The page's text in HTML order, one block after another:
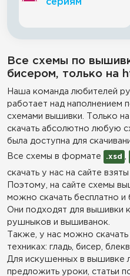
сериям
Все схемы по
бисером, только на
Наша команда любителей
работает над наполнением
схемами вышивки. Только
скачать абсолютно любую
была доступна для
Все схемы в формате
.xsd
скачать у нас на сайте
Поэтому, на сайте схемы
можно скачать бесплатно и
Они подходят для вышивки
рушныков и вышиванок.
Также, у нас можно
техниках: гладь, бисер,
Для искушенных в вышивке
предложить уроки, статьи